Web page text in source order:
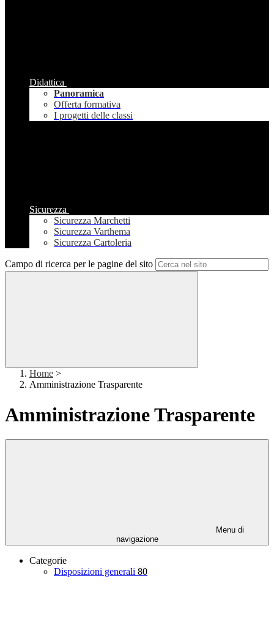
Didattica
Panoramica
Offerta formativa
I progetti delle classi
Sicurezza
Sicurezza Marchetti
Sicurezza Varthema
Sicurezza Cartoleria
Campo di ricerca per le pagine del sito
Home >
Amministrazione Trasparente
Amministrazione Trasparente
Menu di
navigazione
Categorie
Disposizioni generali 80